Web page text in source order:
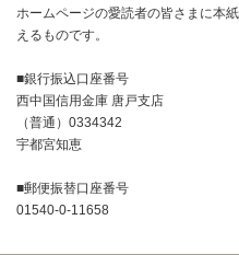
ホームページの愛読者の皆さまに本
えるものです。
■銀行振込口座番号
西中国信用金庫 唐戸支店
（普通）0334342
宇都宮知恵
■郵便振替口座番号
01540-0-11658